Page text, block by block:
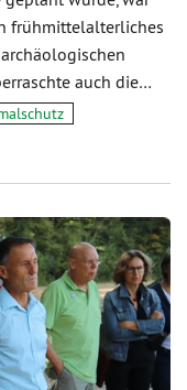
frühmittelalterliches
auch die…